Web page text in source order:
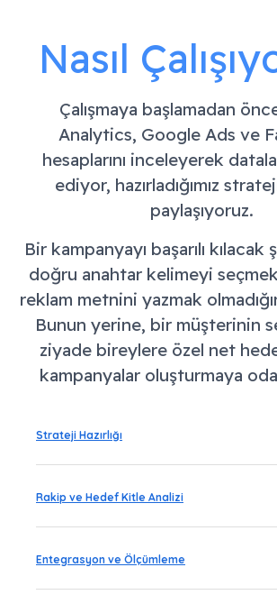
Nasıl
Çalışmaya başlamadan
Analytics, Google Ads ve
hesaplarını inceleyerek
ediyor, hazırladığımız
paylaşıyoruz.
Bir kampanyayı başarılı kılacak
doğru anahtar kelimeyi
reklam metnini yazmak
Bunun yerine, bir müşterinin
ziyade bireylere özel net
kampanyalar oluşturmaya
Strateji Hazırlığı
Rakip ve Hedef Kitle Analizi
Entegrasyon ve Ölçümleme